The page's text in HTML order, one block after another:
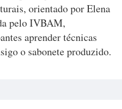
orientado por Elena
pelo IVBAM,
aprender técnicas
o sabonete produzido.